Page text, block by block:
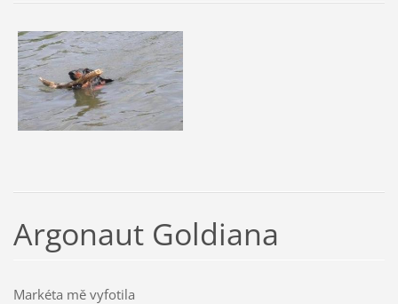
Argonaut Goldiana
Markéta mě vyfotila